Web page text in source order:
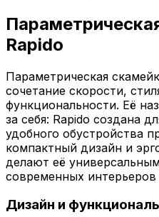
Rapido
Параметрическая
сочетание скорости,
функциональности. Её
за себя: Rapido создана
удобного обустройства
компактный дизайн и
делают её
современных интерьеров
Дизайн и